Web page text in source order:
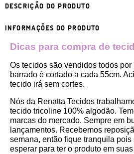
DESCRIÇÃO DO PRODUTO
INFORMAÇÕES DO PRODUTO
Dicas para compra de
Os tecidos são vendidos todos
barrado é cortado a cada 55cm.
tecido irá sem cortes.
Nós da Renatta Tecidos
tecido tricoline 100% algodão.
marcas do mercado. Sempre em
lançamentos. Recebemos
semana, então fique tranquila
esperar para ter o produto em